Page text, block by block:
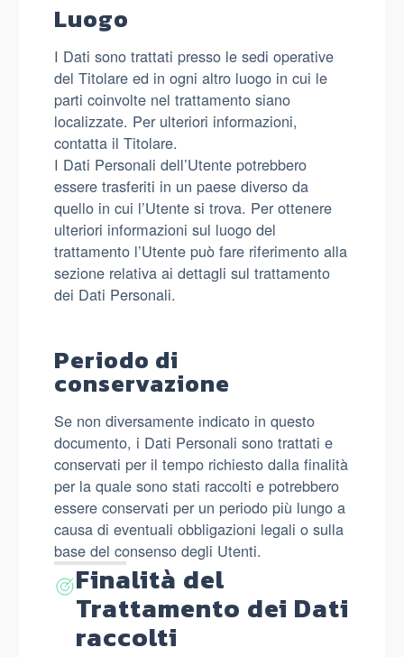
Luogo
I Dati sono trattati presso le sedi operative
del Titolare ed in ogni altro luogo in cui le
parti coinvolte nel trattamento siano
localizzate. Per ulteriori informazioni,
contatta il Titolare.
I Dati Personali dell’Utente potrebbero
essere trasferiti in un paese diverso da
quello in cui l’Utente si trova. Per ottenere
ulteriori informazioni sul luogo del
trattamento l’Utente può fare riferimento alla
sezione relativa ai dettagli sul trattamento
dei Dati Personali.
Periodo di
conservazione
Se non diversamente indicato in questo
documento, i Dati Personali sono trattati e
conservati per il tempo richiesto dalla finalità
per la quale sono stati raccolti e potrebbero
essere conservati per un periodo più lungo a
causa di eventuali obbligazioni legali o sulla
base del consenso degli Utenti.
Finalità del
Trattamento dei Dati
raccolti